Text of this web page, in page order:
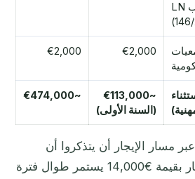
ثابت بموجب LN
€2,000
€2,000
~€113,000
(السنة الأولى)
~€474,000
مسار الإيجار أن يتذكروا أن
الالتزام السنوي بالإيجار بقيمة €14,000 يستمر طوال فترة